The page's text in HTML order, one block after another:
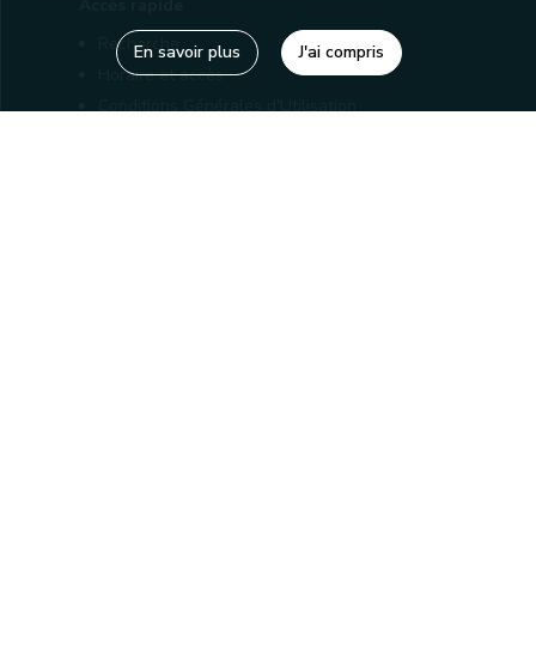
Recherche
Horaire et accès
Conditions Générales d'Utilisation
En savoir plus J'ai compris